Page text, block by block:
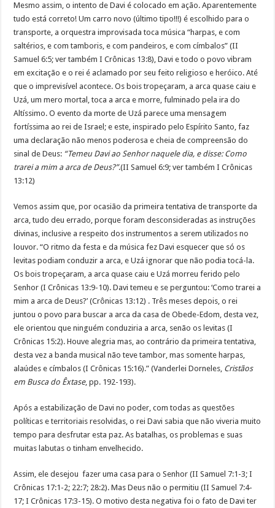
Mesmo assim, o intento de Davi é colocado em ação. Aparentemente
tudo está correto! Um carro novo (último tipo!!!) é escolhido para o
transporte, a orquestra improvisada toca música “harpas, e com
saltérios, e com tamboris, e com pandeiros, e com címbalos” (II
Samuel 6:5; ver também I Crônicas 13:8), Davi e todo o povo vibram
em excitação e o rei é aclamado por seu feito religioso e heróico. Até
que o imprevisível acontece. Os bois tropeçaram, a arca quase caiu e
Uzá, um mero mortal, toca a arca e morre, fulminado pela ira do
Altíssimo. O evento da morte de Uzá parece uma mensagem
fortíssima ao rei de Israel; e este, inspirado pelo Espírito Santo, faz
uma declaração não menos poderosa e cheia de compreensão do
sinal de Deus: “Temeu Davi ao Senhor naquele dia, e disse: Como
trarei a mim a arca de Deus?”.(II Samuel 6:9; ver também I Crônicas
13:12)
Vemos assim que, por ocasião da primeira tentativa de transporte da
arca, tudo deu errado, porque foram desconsideradas as instruções
divinas, inclusive a respeito dos instrumentos a serem utilizados no
louvor. “O ritmo da festa e da música fez Davi esquecer que só os
levitas podiam conduzir a arca, e Uzá ignorar que não podia tocá-la.
Os bois tropeçaram, a arca quase caiu e Uzá morreu ferido pelo
Senhor (I Crônicas 13:9-10). Davi temeu e se perguntou: ‘Como trarei a
mim a arca de Deus?’ (Crônicas 13:12) . Três meses depois, o rei
juntou o povo para buscar a arca da casa de Obede-Edom, desta vez,
ele orientou que ninguém conduziria a arca, senão os levitas (I
Crônicas 15:2). Houve alegria mas, ao contrário da primeira tentativa,
desta vez a banda musical não teve tambor, mas somente harpas,
alaúdes e címbalos (I Crônicas 15:16).” (Vanderlei Dorneles, Cristãos
em Busca do Êxtase, pp. 192-193).
Após a estabilização de Davi no poder, com todas as questões
políticas e territoriais resolvidas, o rei Davi sabia que não viveria muito
tempo para desfrutar esta paz. As batalhas, os problemas e suas
muitas labutas o tinham envelhecido.
Assim, ele desejou fazer uma casa para o Senhor (II Samuel 7:1-3; I
Crônicas 17:1-2; 22:7; 28:2). Mas Deus não o permitiu (II Samuel 7:4-
17; I Crônicas 17:3-15). O motivo desta negativa foi o fato de Davi ter